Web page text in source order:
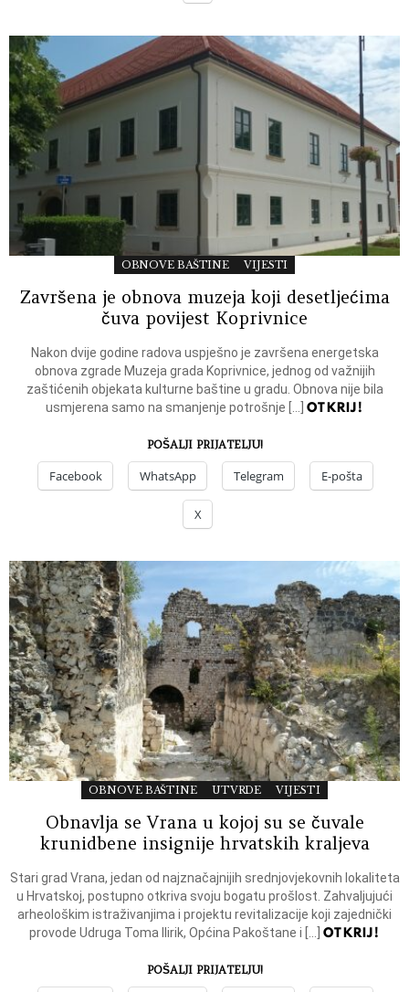
OBNOVE BAŠTINE VIJESTI
Završena je obnova muzeja koji desetljećima
čuva povijest Koprivnice
Nakon dvije godine radova uspješno je završena energetska
obnova zgrade Muzeja grada Koprivnice, jednog od važnijih
zaštićenih objekata kulturne baštine u gradu. Obnova nije bila
usmjerena samo na smanjenje potrošnje […] OTKRIJ!
POŠALJI PRIJATELJU!
Facebook WhatsApp Telegram E-pošta
X
OBNOVE BAŠTINE UTVRDE VIJESTI
Obnavlja se Vrana u kojoj su se čuvale
krunidbene insignije hrvatskih kraljeva
Stari grad Vrana, jedan od najznačajnijih srednjovjekovnih lokaliteta
u Hrvatskoj, postupno otkriva svoju bogatu prošlost. Zahvaljujući
arheološkim istraživanjima i projektu revitalizacije koji zajednički
provode Udruga Toma Ilirik, Općina Pakoštane i […] OTKRIJ!
POŠALJI PRIJATELJU!